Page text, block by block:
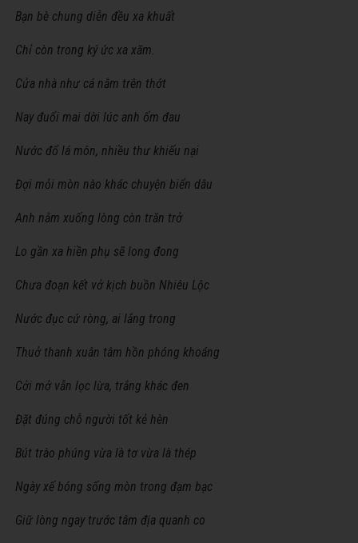
Bạn bè chung diễn đều xa khuất
Chỉ còn trong ký ức xa xăm.
Cửa nhà như cá nằm trên thớt
Nay đuổi mai dời lúc anh ốm đau
Nước đổ lá môn, nhiều thư khiếu nại
Đợi mỏi mòn nào khác chuyện biển dâu
Anh nằm xuống lòng còn trăn trở
Lo gần xa hiền phụ sẽ long đong
Chưa đoạn kết vở kịch buồn Nhiêu Lộc
Nước đục cứ ròng, ai lắng trong
Thuở thanh xuân tâm hồn phóng khoáng
Cởi mở vẫn lọc lừa, trắng khác đen
Đặt đúng chỗ người tốt kẻ hèn
Bút trào phúng vừa là tơ vừa là thép
Ngày xế bóng sống mòn trong đạm bạc
Giữ lòng ngay trước tâm địa quanh co